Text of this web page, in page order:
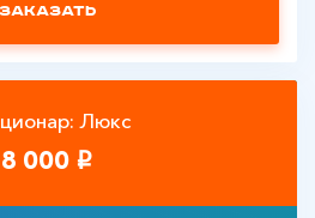
Заказать
Люкс
8 000 i